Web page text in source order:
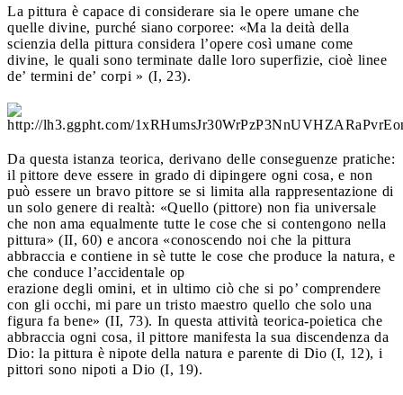
La pittura è capace di considerare sia le opere umane che
quelle divine, purché siano corporee: «Ma la deità della
scienzia della pittura considera l’opere così umane come
divine, le quali sono terminate dalle loro superfizie, cioè linee
de’ termini de’ corpi » (I, 23).
Da questa istanza teorica, derivano delle conseguenze pratiche:
il pittore deve essere in grado di dipingere ogni cosa, e non
può essere un bravo pittore se si limita alla rappresentazione di
un solo genere di realtà: «Quello (pittore) non fia universale
che non ama equalmente tutte le cose che si contengono nella
pittura» (II, 60) e ancora «conoscendo noi che la pittura
abbraccia e contiene in sè tutte le cose che produce la natura, e
che conduce l’accidentale op
erazione degli omini, et in ultimo ciò che si po’ comprendere
con gli occhi, mi pare un tristo maestro quello che solo una
figura fa bene» (II, 73). In questa attività teorica-poietica che
abbraccia ogni cosa, il pittore manifesta la sua discendenza da
Dio: la pittura è nipote della natura e parente di Dio (I, 12), i
pittori sono nipoti a Dio (I, 19).